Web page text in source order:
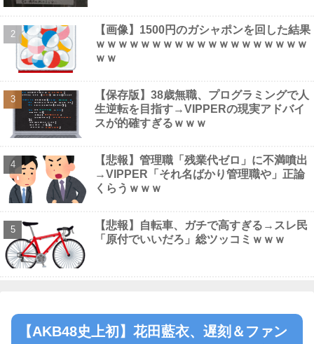
【画像】 村重杏奈さん(30)のお胸がコチラｗｗｗｗｗｗｗｗｗｗ
【衝撃】パチンコホールさん、法人数が10年で半減しても総売上
高12兆433億円ｗｗｗｗｗｗｗｗｗｗ他 NEW!
【速報】 NHKの性被害問題、性加害した番組出演者が衝撃告白！
NEW!
【画像】1500円のガシャポンを回した結果
ｗｗｗｗｗｗｗｗｗｗｗｗｗｗｗｗｗｗｗ
ｗｗ
【保存版】38歳無職、プログラミングで人
生逆転を目指す→VIPPERの現実アドバイ
スが的確すぎるｗｗｗ
【悲報】管理職「残業代ゼロ」に不満噴出
→VIPPER「それ名ばかり管理職や」正論
くらうｗｗｗ
【悲報】自転車、ガチで高すぎる→スレ民
「原付でいいだろ」総ツッコミｗｗｗ
【AKB48史上初】花田藍衣、遅刻＆ファン